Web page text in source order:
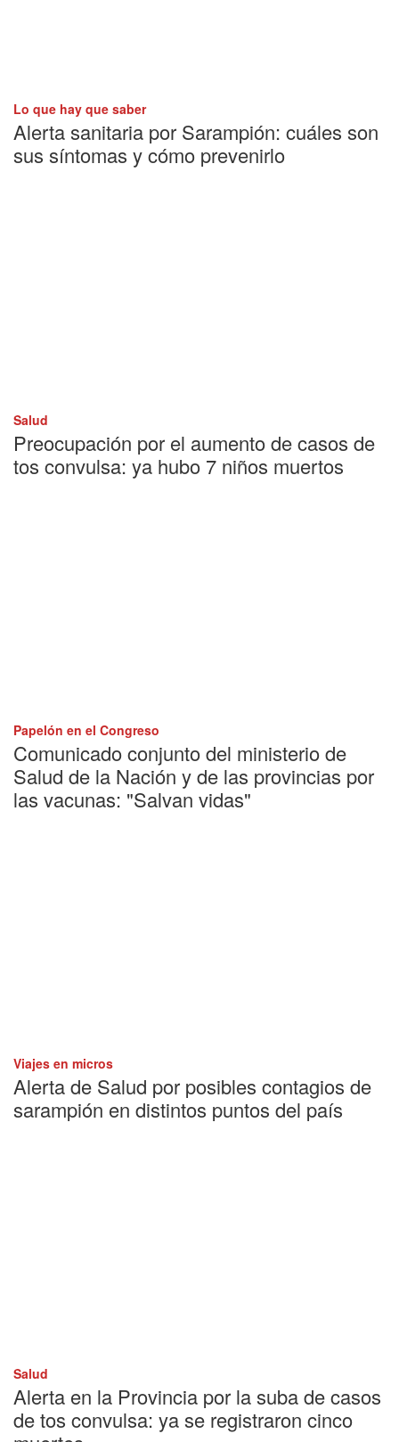
Lo que hay que saber
Alerta sanitaria por Sarampión: cuáles son
sus síntomas y cómo prevenirlo
Salud
Preocupación por el aumento de casos de
tos convulsa: ya hubo 7 niños muertos
Papelón en el Congreso
Comunicado conjunto del ministerio de
Salud de la Nación y de las provincias por
las vacunas: "Salvan vidas"
Viajes en micros
Alerta de Salud por posibles contagios de
sarampión en distintos puntos del país
Salud
Alerta en la Provincia por la suba de casos
de tos convulsa: ya se registraron cinco